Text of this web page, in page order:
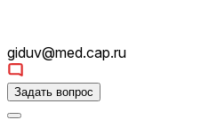
giduv@med.cap.ru
Задать вопрос